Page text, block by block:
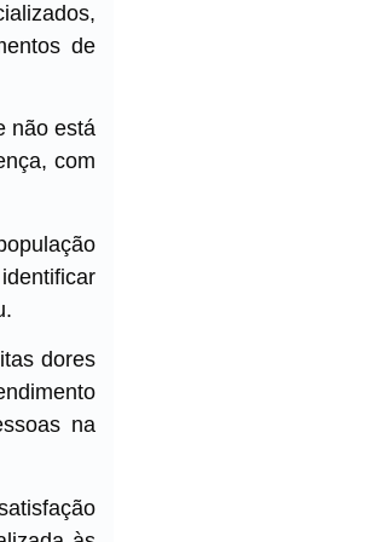
de
não está
com
dores
na